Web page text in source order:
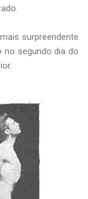
surpreendente
no segundo dia do